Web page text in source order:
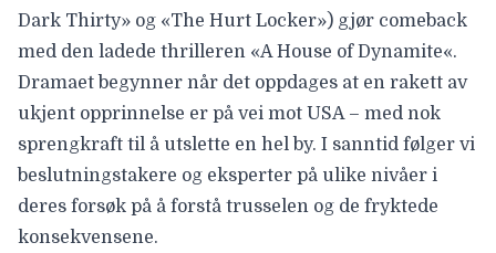
Dark Thirty» og «The Hurt Locker») gjør comeback
med den ladede thrilleren «A House of Dynamite«.
Dramaet begynner når det oppdages at en rakett av
ukjent opprinnelse er på vei mot USA – med nok
sprengkraft til å utslette en hel by. I sanntid følger vi
beslutningstakere og eksperter på ulike nivåer i
deres forsøk på å forstå trusselen og de fryktede
konsekvensene.